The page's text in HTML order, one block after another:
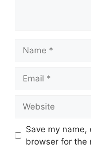
Save my
browser for the